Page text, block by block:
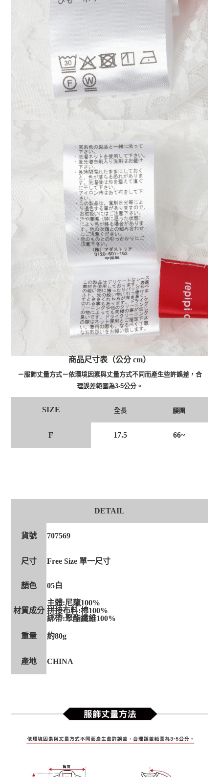
商品尺寸表（公分 cm）
－服飾丈量方式－依環境因素與丈量方式不同而產生些許誤差，合
理誤差範圍為3-5公分。
SIZE 全長 腰圍
F 17.5 66~
DETAIL
貨號 707569
尺寸 Free Size 單一尺寸
顏色 05白
材質成分
主體:尼龍100%
拼接布料:棉100%
綁帶:聚酯纖維100%
重量 約80g
產地 CHINA